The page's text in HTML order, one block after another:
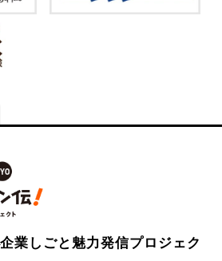
業しごと魅力発信プロジェク